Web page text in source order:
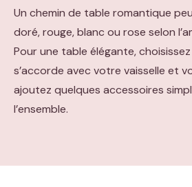
Un chemin de table romantique
doré, rouge, blanc ou rose selon
Pour une table élégante,
s’accorde avec votre vaisselle et
ajoutez quelques accessoires
l’ensemble.